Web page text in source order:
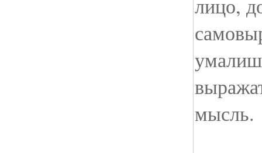
лицо,
мысль.